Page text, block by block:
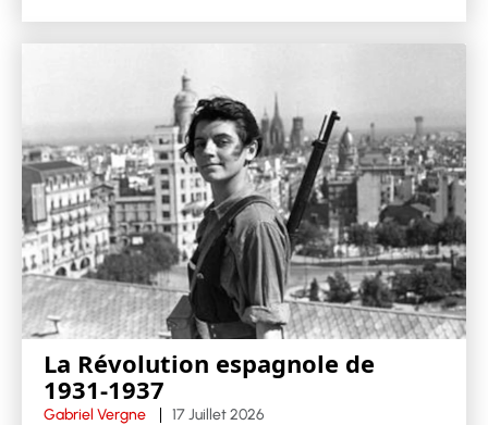
La Révolution espagnole de
1931-1937
Gabriel Vergne 17 Juillet 2026